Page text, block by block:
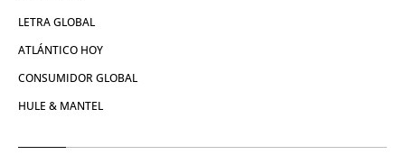
LETRA GLOBAL
ATLÁNTICO HOY
CONSUMIDOR GLOBAL
HULE & MANTEL